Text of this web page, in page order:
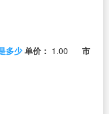
多少 单价： 1.00
市